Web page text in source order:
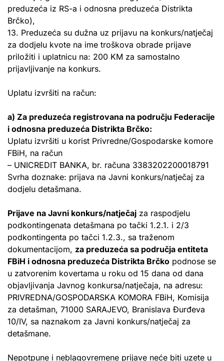
preduzeća iz RS-a i odnosna preduzeća Distrikta
Brčko),
13. Preduzeća su dužna uz prijavu na konkurs/natječaj
za dodjelu kvote na ime troškova obrade prijave
priložiti i uplatnicu na: 200 KM za samostalno
prijavljivanje na konkurs.
Uplatu izvršiti na račun:
a) Za preduzeća registrovana na području Federacije
i odnosna preduzeća Distrikta Brčko:
Uplatu izvršiti u korist Privredne/Gospodarske komore
FBiH, na račun
– UNICREDIT BANKA, br. računa 3383202200018791
Svrha doznake: prijava na Javni konkurs/natječaj za
dodjelu detašmana.
Prijave na Javni konkurs/natječaj za raspodjelu
podkontingenata detašmana po tački 1.2.1. i 2/3
podkontingenta po tačci 1.2.3., sa traženom
dokumentacijom, za preduzeća sa područja entiteta
FBiH i odnosna preduzeća Distrikta Brčko podnose se
u zatvorenim kovertama u roku od 15 dana od dana
objavljivanja Javnog konkursa/natječaja, na adresu:
PRIVREDNA/GOSPODARSKA KOMORA FBiH, Komisija
za detašman, 71000 SARAJEVO, Branislava Đurđeva
10/IV, sa naznakom za Javni konkurs/natječaj za
detašmane.
Nepotpune i neblagovremene prijave neće biti uzete u